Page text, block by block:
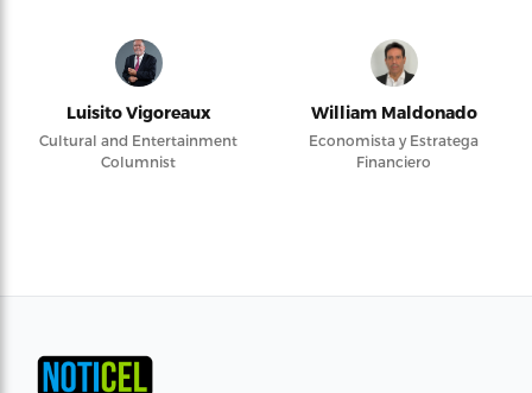
Luisito Vigoreaux
Cultural and Entertainment
Columnist
William Maldonado
Economista y Estratega
Financiero